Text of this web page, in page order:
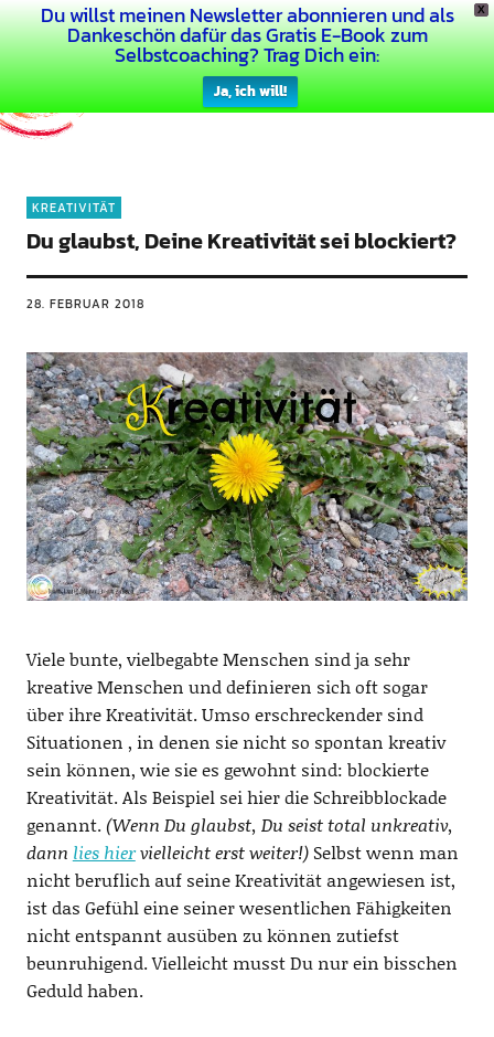
X
Du willst meinen Newsletter abonnieren und als
Dankeschön dafür das Gratis E-Book zum
Selbstcoaching? Trag Dich ein:
Ja, ich will!
Dein Buntes Leben
KREATIVITÄT
Du glaubst, Deine Kreativität sei blockiert?
28. FEBRUAR 2018
Viele bunte, vielbegabte Menschen sind ja sehr
kreative Menschen und definieren sich oft sogar
über ihre Kreativität. Umso erschreckender sind
Situationen , in denen sie nicht so spontan kreativ
sein können, wie sie es gewohnt sind: blockierte
Kreativität. Als Beispiel sei hier die Schreibblockade
genannt. (Wenn Du glaubst, Du seist total unkreativ,
dann lies hiervielleicht erst weiter!)Selbst wenn man
nicht beruflich auf seine Kreativität angewiesen ist,
ist das Gefühl eine seiner wesentlichen Fähigkeiten
nicht entspannt ausüben zu können zutiefst
beunruhigend. Vielleicht musst Du nur ein bisschen
Geduld haben.